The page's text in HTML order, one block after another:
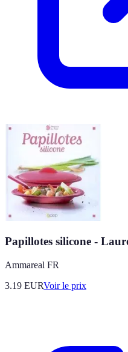
Papillotes silicone -
Ammareal FR
3.19 EURVoir le prix